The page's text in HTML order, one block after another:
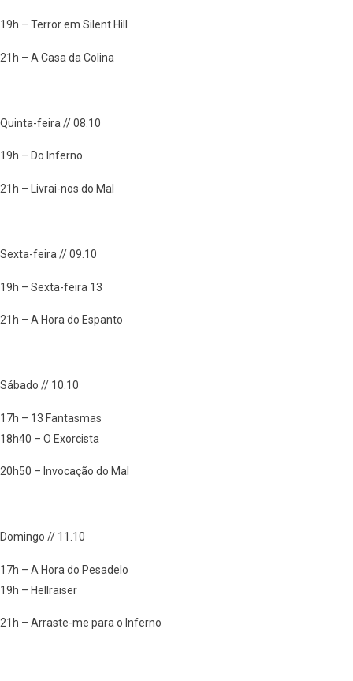
19h – Terror em Silent Hill
21h – A Casa da Colina
Quinta-feira // 08.10
19h – Do Inferno
21h – Livrai-nos do Mal
Sexta-feira // 09.10
19h – Sexta-feira 13
21h – A Hora do Espanto
Sábado // 10.10
17h – 13 Fantasmas
18h40 – O Exorcista
20h50 – Invocação do Mal
Domingo // 11.10
17h – A Hora do Pesadelo
19h – Hellraiser
21h – Arraste-me para o Inferno